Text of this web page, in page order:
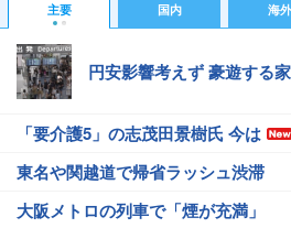
主要 国内 海外
円安影響考えず 豪遊する
「要介護5」の志茂田景樹氏 今は
東名や関越道で帰省ラッシュ渋滞
大阪メトロの列車で「煙が充満」